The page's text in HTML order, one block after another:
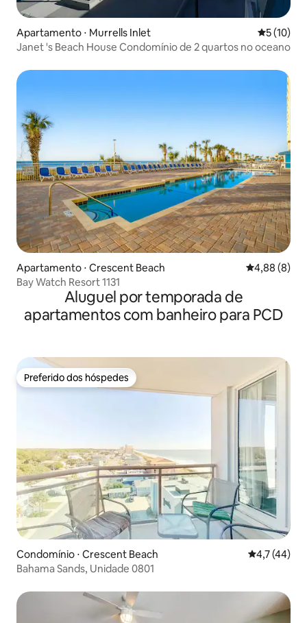
Apartamento ⋅ Murrells Inlet 5 de uma
5 (10)
Janet 's Beach House Condomínio de 2 quartos no oceano
Apartamento ⋅ Crescent Beach 4,88 de uma
4,88 (8)
Bay Watch Resort 1131
Aluguel por temporada de
apartamentos com banheiro para PCD
Preferido dos hóspedes
Preferido dos hóspedes
Condomínio ⋅ Crescent Beach 4,7 de uma
4,7 (44)
Bahama Sands, Unidade 0801